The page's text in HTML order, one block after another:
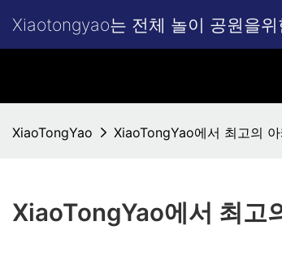
Xiaotongyao는 전체 놀이 공원을
XiaoTongYao XiaoTongYao에서 최고의
XiaoTongYao에서 최고